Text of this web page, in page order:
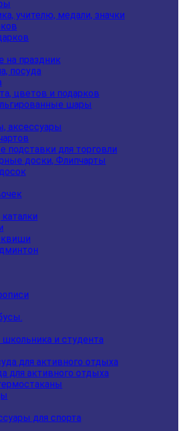
учителю, медали, значки
на праздник
посуда
цветов и подарков
шары
аксессуары
для торговли
доски, Флипчарты
и студента
для активного отдыха
для спорта